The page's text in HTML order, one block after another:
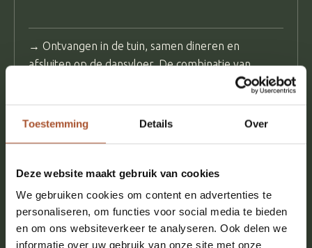
Toestemming Details Over
Deze website maakt gebruik van cookies
We gebruiken cookies om content en advertenties te
personaliseren, om functies voor social media te bieden
en om ons websiteverkeer te analyseren. Ook delen we
informatie over uw gebruik van onze site met onze
→ Ontvangen in de tuin, samen dineren en
afsluiten op de dansvloer. De combinatie van
avond.
Alles tot in de details verzorgd
→ Een warm ontvangst, goede timing en een team
dat achter de schermen zorgt dat alles klopt. Zo